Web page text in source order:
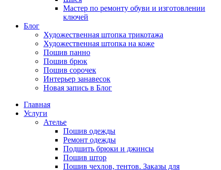
Мастер по ремонту обуви и изготовлении
ключей
Блог
Художественная штопка трикотажа
Художественная штопка на коже
Пошив панно
Пошив брюк
Пошив сорочек
Интерьер занавесок
Новая запись в Блог
Главная
Услуги
Ателье
Пошив одежды
Ремонт одежды
Подшить брюки и джинсы
Пошив штор
Пошив чехлов, тентов. Заказы для